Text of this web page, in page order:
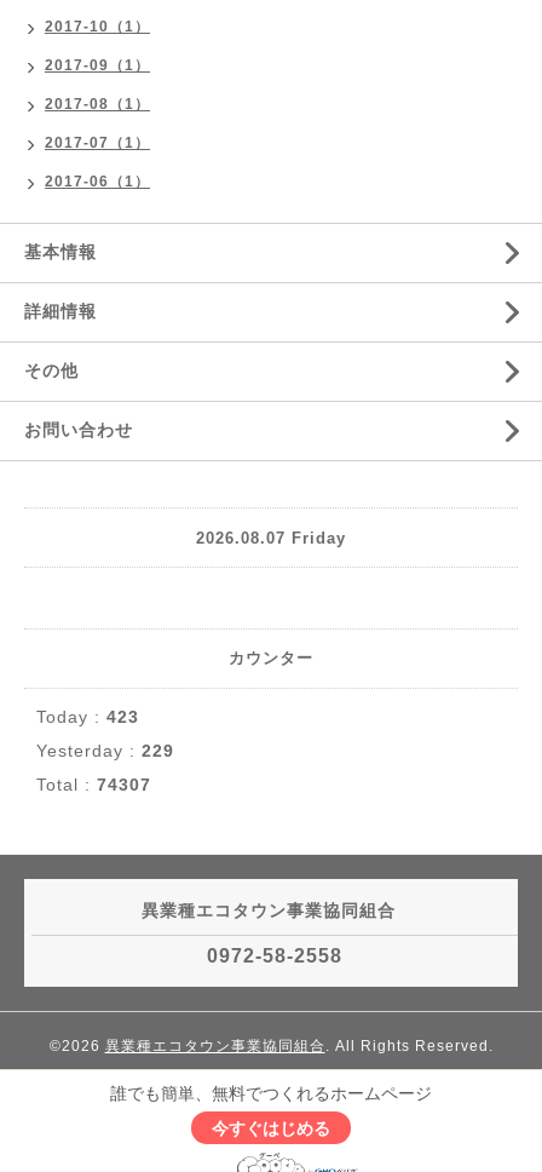
2017-10（1）
2017-09（1）
2017-08（1）
2017-07（1）
2017-06（1）
基本情報
詳細情報
その他
お問い合わせ
2026.08.07 Friday
カウンター
Today : 423
Yesterday : 229
Total : 74307
異業種エコタウン事業協同組合
0972-58-2558
©2026 異業種エコタウン事業協同組合 . All Rights Reserved.
誰でも簡単、無料でつくれるホームページ
今すぐはじめる